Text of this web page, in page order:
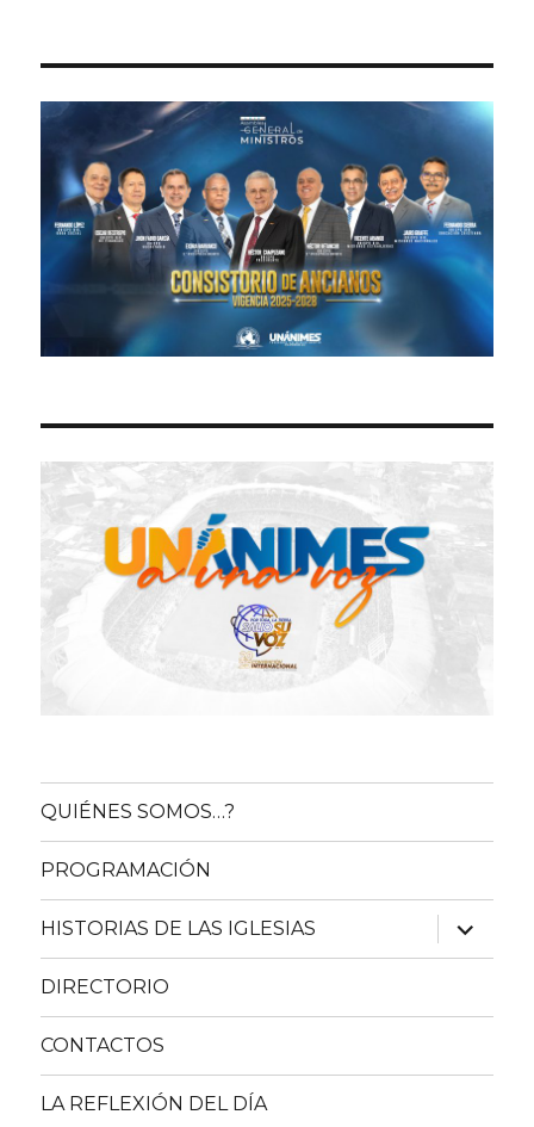
QUIÉNES SOMOS…?
PROGRAMACIÓN
HISTORIAS DE LAS IGLESIAS
expande
el
menú
DIRECTORIO
CONTACTOS
LA REFLEXIÓN DEL DÍA